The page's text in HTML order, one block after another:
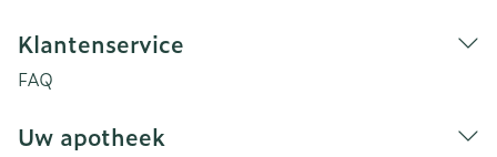
Klantenservice
FAQ
Uw apotheek